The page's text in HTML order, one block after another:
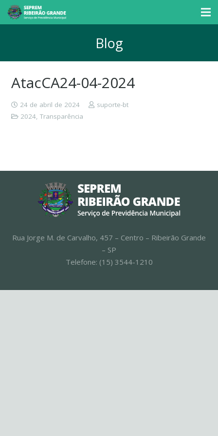
Blog
AtacCA24-04-2024
24 de abril de 2024
suporte-bt
2024 Transparência
Rua Jorge M. de Carvalho, 457 – Centro – Ribeirão Grande
– SP
Telefone: (15) 3544-1210